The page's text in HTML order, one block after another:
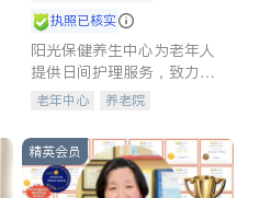
执照已核实
阳光保健养生中心为老年人
提供日间护理服务，致力于
通过持续的护理创新来有效
老年中心 养老院
精英会员